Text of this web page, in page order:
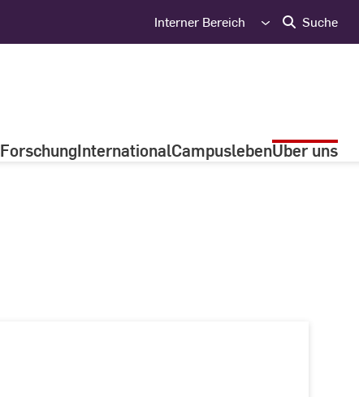
Interner Bereich Suche
ForschungInternationalCampuslebenÜber uns